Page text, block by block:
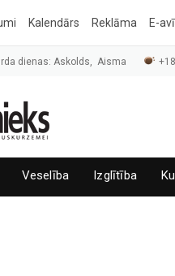
Kalendārs Reklāma E-
dienas: Askolds, Aisma
Veselība Izglītība